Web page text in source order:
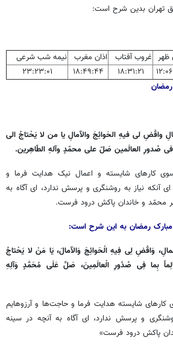
ظهر غروب آفتاب اذان مغرب
نیمه شب شرعی
۱۸:۳۱:۲۱ ۱۸:۴۹:۴۴
۲۳:۲۳:۰۱
واقْضِ لی فیهِ الحَوائِجَ والآمالِ یا من لا یَحْتاجُ الی
فی صُدورِ العالَمین صَلّ علی محمّدٍ وآلهِ الطّاهِرین.
کارهای شایسته و اعمال نیک هدایت فرما و
ای آنکه نیاز به روشنگری و پرسش ندارد، ای آگاه به
محمّد و خاندان پاکش درود فرست.
رمضان به این شرح است:
وَاقْضِ لِی فِیهِ الْحَوائِجَ وَالآمالَ، یَا مَنْ لا یَحْتاجُ
بِما فِی صُدُورِ الْعالَمِینَ، صَلِّ عَلَی مُحَمَّدٍ وَآلِهِ
کارهای شایسته هدایت فرما و حاجت‌ها و آرزوهایم
و پرسش ندارد، ای آگاه به آنچه در سینه
پاکش درود فرست»